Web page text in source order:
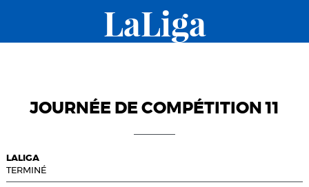
LaLiga
JOURNÉE DE COMPÉTITION 11
LALIGA
TERMINÉ